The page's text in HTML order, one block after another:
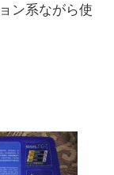
ン系ながら使